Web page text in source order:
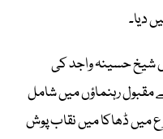
دیا۔
شیخ حسینہ واجد کی
رہنماؤں میں شامل
میں ڈھاکا میں نقاب پوش